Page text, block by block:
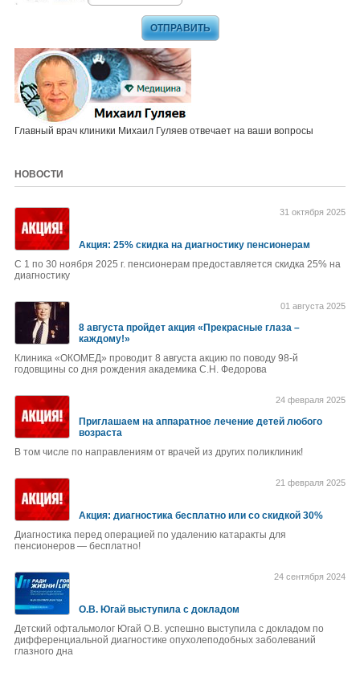
Главный врач клиники Михаил Гуляев отвечает на ваши вопросы
НОВОСТИ
Акция: 25% скидка на диагностику пенсионерам
31 октября 2025
С 1 по 30 ноября 2025 г. пенсионерам предоставляется скидка 25% на
диагностику
8 августа пройдет акция «Прекрасные глаза –
каждому!»
01 августа 2025
Клиника «ОКОМЕД» проводит 8 августа акцию по поводу 98-й
годовщины со дня рождения академика С.Н. Федорова
Приглашаем на аппаратное лечение детей любого
возраста
24 февраля 2025
В том числе по направлениям от врачей из других поликлиник!
Акция: диагностика бесплатно или со скидкой 30%
21 февраля 2025
Диагностика перед операцией по удалению катаракты для
пенсионеров — бесплатно!
О.В. Югай выступила с докладом
24 сентября 2024
Детский офтальмолог Югай О.В. успешно выступила с докладом по
дифференциальной диагностике опухолеподобных заболеваний
глазного дна